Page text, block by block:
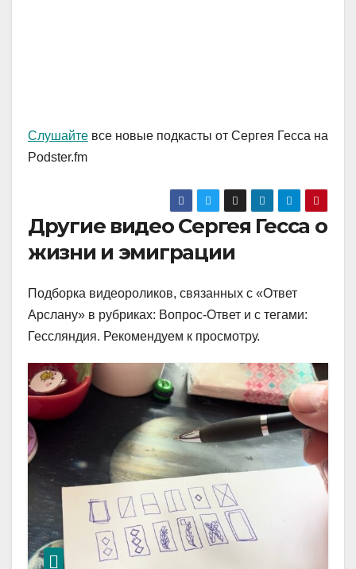
Слушайте все новые подкасты от Сергея Гесса на
Podster.fm
Другие видео Сергея Гесса о
жизни и эмиграции
Подборка видеороликов, связанных с «Ответ
Арслану» в рубриках: Вопрос-Ответ и с тегами:
Гессляндия. Рекомендуем к просмотру.